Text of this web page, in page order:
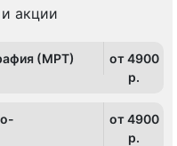
Площадь Восстания,
акции
(МРТ)
от 4900
p.
от 4900
p.